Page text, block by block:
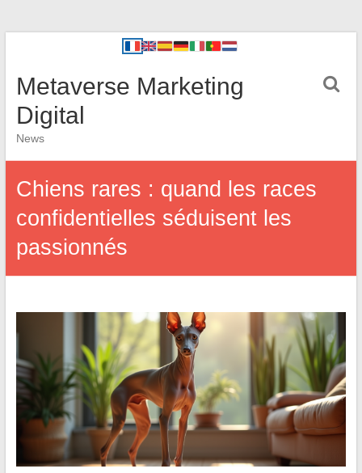
Metaverse Marketing
Digital
News
Chiens rares : quand les races
confidentielles séduisent les
passionnés